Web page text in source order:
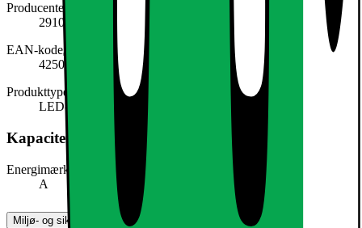
Producentens varenummer
291004781
EAN-kode
4250912478442
Produkttype
LED-lys
Kapacitet, forbrug og strøm
Energimærke
A
Miljø- og sikkerhedsoplysninger